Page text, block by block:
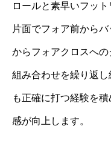
ロールと素早いフッ
片面でフォア前から
からフォアクロスへ
組み合わせを繰り返
も正確に打つ経験を
感が向上します。